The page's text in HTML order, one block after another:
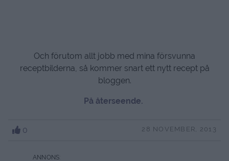
Och förutom allt jobb med mina försvunna
receptbilderna, så kommer snart ett nytt recept på
bloggen.
På återseende.
0 28 NOVEMBER, 2013